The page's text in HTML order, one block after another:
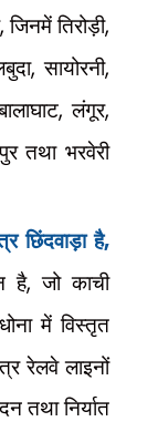
,जिनमें तिरोड़ी,
,सायोरनी,
,लंगूर,
तथा भरवेरी
छिंदवाड़ा है,
है,जो काची
में विस्तृत
रेलवे लाइनों
तथा निर्यात